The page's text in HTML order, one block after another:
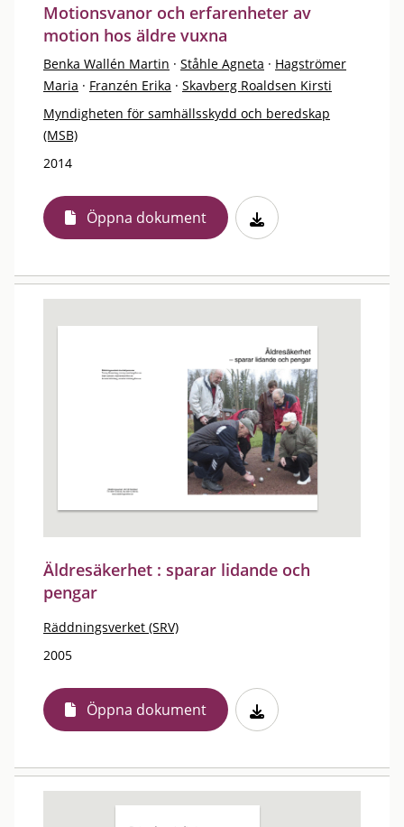
Motionsvanor och erfarenheter av
motion hos äldre vuxna
Benka Wallén Martin · Ståhle Agneta · Hagströmer
Maria · Franzén Erika · Skavberg Roaldsen Kirsti
Myndigheten för samhällsskydd och beredskap
(MSB)
2014
Öppna dokument
Äldresäkerhet : sparar lidande och
pengar
Räddningsverket (SRV)
2005
Öppna dokument